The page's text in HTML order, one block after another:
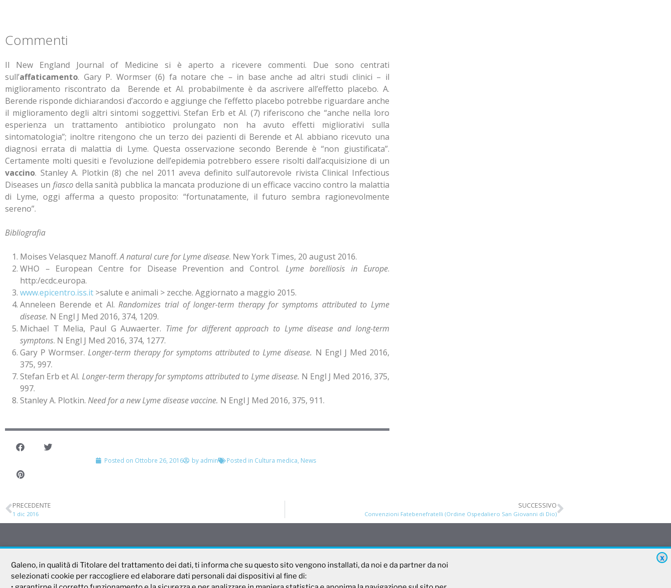
Commenti
Il New England Journal of Medicine si è aperto a ricevere commenti. Due sono centrati
sull’affaticamento. Gary P. Wormser (6) fa notare che – in base anche ad altri studi clinici – il
miglioramento riscontrato da Berende et Al. probabilmente è da ascrivere all’effetto placebo. A.
Berende risponde dichiarandosi d’accordo e aggiunge che l’effetto placebo potrebbe riguardare anche
il miglioramento degli altri sintomi soggettivi. Stefan Erb et Al. (7) riferiscono che “anche nella loro
esperienza un trattamento antibiotico prolungato non ha avuto effetti migliorativi sulla
sintomatologia”; inoltre ritengono che un terzo dei pazienti di Berende et Al. abbiano ricevuto una
diagnosi errata di malattia di Lyme. Questa osservazione secondo Berende è “non giustificata”.
Certamente molti quesiti e l’evoluzione dell’epidemia potrebbero essere risolti dall’acquisizione di un
vaccino. Stanley A. Plotkin (8) che nel 2011 aveva definito sull’autorevole rivista Clinical Infectious
Diseases un fiascodella sanità pubblica la mancata produzione di un efficace vaccino contro la malattia
di Lyme, oggi afferma a questo proposito: “fortunatamente, il futuro sembra ragionevolmente
sereno”.
Bibliografia
Moises Velasquez Manoff.A natural cure for Lyme disease. New York Times, 20 august 2016.
WHO – European Centre for Disease Prevention and Control. Lyme borelliosis in Europe.
http:/ecdc.europa.
www.epicentro.iss.it >salute e animali > zecche. Aggiornato a maggio 2015.
Anneleen Berende et Al.Randomizes trial of longer-term therapy for symptoms attributed to Lyme
disease. N Engl J Med 2016, 374, 1209.
Michael T Melia, Paul G Auwaerter. Time for different approach to Lyme disease and long-term
symptons. N Engl J Med 2016, 374, 1277.
Gary P Wormser.Longer-term therapy for symptoms attributed to Lyme disease. N Engl J Med 2016,
375, 997.
Stefan Erb et Al. Longer-term therapy for symptoms attributed to Lyme disease. N Engl J Med 2016, 375,
997.
Stanley A. Plotkin. Need for a new Lyme disease vaccine. N Engl J Med 2016, 375, 911.
Posted on Ottobre 26, 2016 byadmin Posted in Cultura medica, News
PRECEDENTE
1 dic 2016
SUCCESSIVO
Convenzioni Fatebenefratelli (Ordine Ospedaliero San Giovanni di Dio)
Galeno
Società Mutua Cooperativa
Fax 06 44 24 87 05
e-mail:backoffice@cassagaleno.it
X
Galeno, in qualità di Titolare del trattamento dei dati, ti informa che su questo sito vengono installati, da noi e da partner da noi
selezionati cookie per raccogliere ed elaborare dati personali dai dispositivi al fine di: